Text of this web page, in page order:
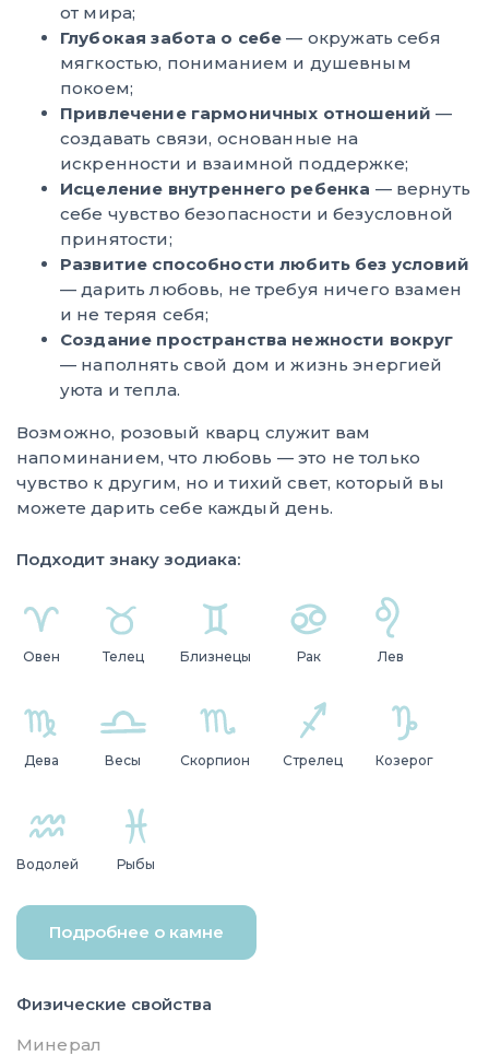
от мира;
Глубокая забота о себе — окружать себя
мягкостью, пониманием и душевным
покоем;
Привлечение гармоничных отношений —
создавать связи, основанные на
искренности и взаимной поддержке;
Исцеление внутреннего ребенка — вернуть
себе чувство безопасности и безусловной
принятости;
Развитие способности любить без условий
— дарить любовь, не требуя ничего взамен
и не теряя себя;
Создание пространства нежности вокруг
— наполнять свой дом и жизнь энергией
уюта и тепла.
Возможно, розовый кварц служит вам
напоминанием, что любовь — это не только
чувство к другим, но и тихий свет, который вы
можете дарить себе каждый день.
Подходит знаку зодиака:
Овен Телец Близнецы Рак Лев
Дева Весы Скорпион Стрелец Козерог
Водолей Рыбы
Подробнее о камне
Физические свойства
Минерал